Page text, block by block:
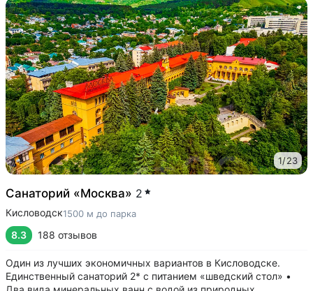
1/23
Санаторий «Москва» 2
Кисловодск1500 м до парка
8.3 188 отзывов
Один из лучших экономичных вариантов в Кисловодске.
Единственный санаторий 2* с питанием «шведский стол» •